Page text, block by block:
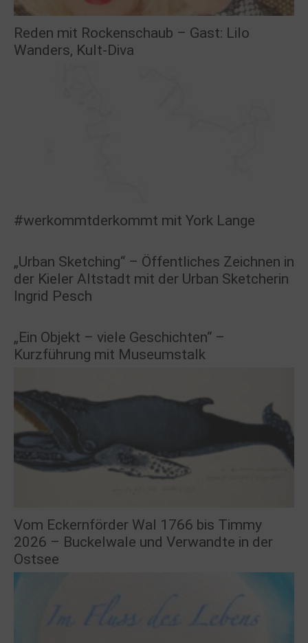
Reden mit Rockenschaub – Gast: Lilo
Wanders, Kult-Diva
#werkommtderkommt mit York Lange
„Urban Sketching“ – Öffentliches Zeichnen in
der Kieler Altstadt mit der Urban Sketcherin
Ingrid Pesch
„Ein Objekt – viele Geschichten“ –
Kurzführung mit Museumstalk
Vom Eckernförder Wal 1766 bis Timmy
2026 – Buckelwale und Verwandte in der
Ostsee